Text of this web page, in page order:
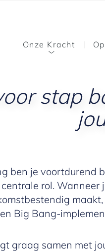
Onze Kracht
stap
ben je voortdurend
rol.
Big Bang-
graag samen met